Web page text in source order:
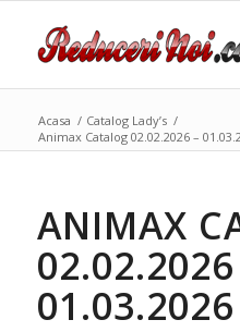
Acasa / Catalog Lady’s /
Animax Catalog 02.02.2026 –
ANIMAX
02.02.2026
01.03.2026